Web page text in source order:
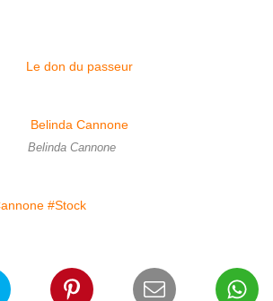
Belinda Cannone
#Stock